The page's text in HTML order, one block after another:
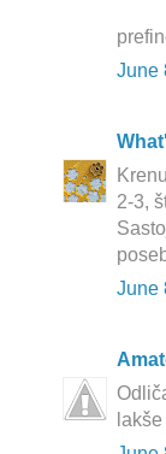
June
2-3,
June